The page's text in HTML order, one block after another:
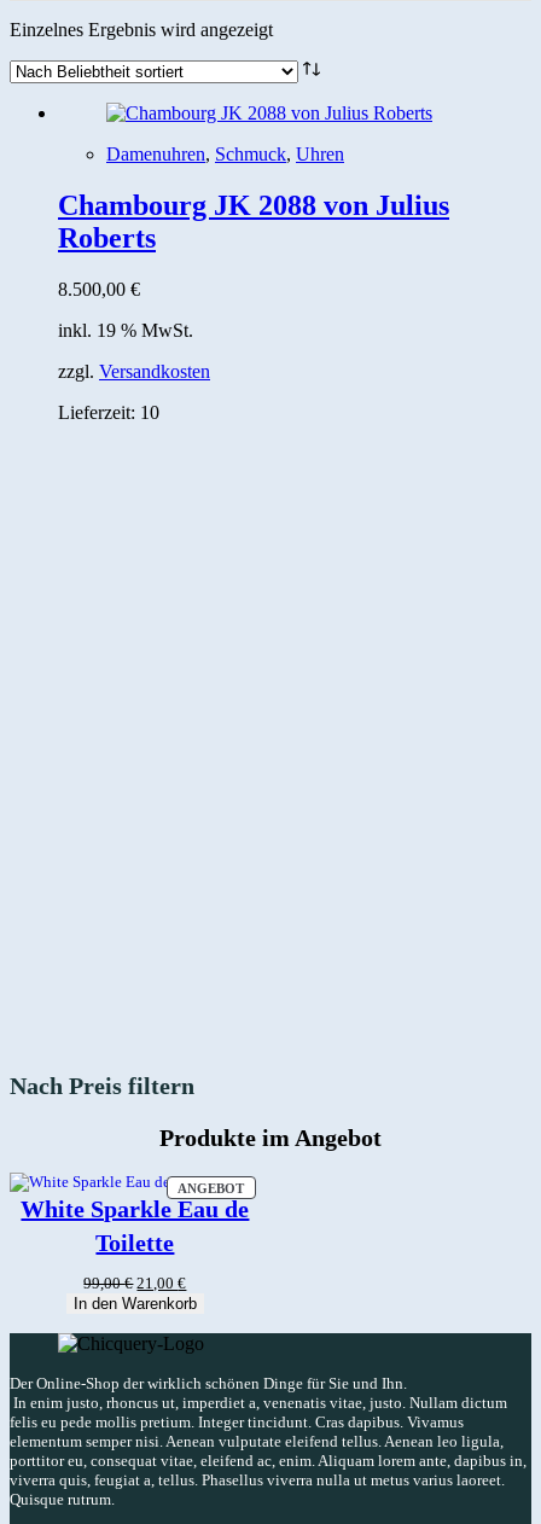
Einzelnes Ergebnis wird angezeigt
Damenuhren, Schmuck, Uhren
Chambourg JK 2088 von Julius
Roberts
8.500,00 €
inkl. 19 % MwSt.
zzgl. Versandkosten
Lieferzeit: 10
Nach Preis filtern
Produkte im Angebot
ANGEBOTPRODUKT
IM
ANGEBOT
White Sparkle Eau de
Toilette
99,00€Ursprünglicher
Preis
99,00 €
21,00€Aktueller
Preis
21,00 €.
In den Warenkorb
Der Online-Shop der wirklich schönen Dinge für Sie und Ihn.
In enim justo, rhoncus ut, imperdiet a, venenatis vitae, justo. Nullam dictum
felis eu pede mollis pretium. Integer tincidunt. Cras dapibus. Vivamus
elementum semper nisi. Aenean vulputate eleifend tellus. Aenean leo ligula,
porttitor eu, consequat vitae, eleifend ac, enim. Aliquam lorem ante, dapibus in,
viverra quis, feugiat a, tellus. Phasellus viverra nulla ut metus varius laoreet.
Quisque rutrum.